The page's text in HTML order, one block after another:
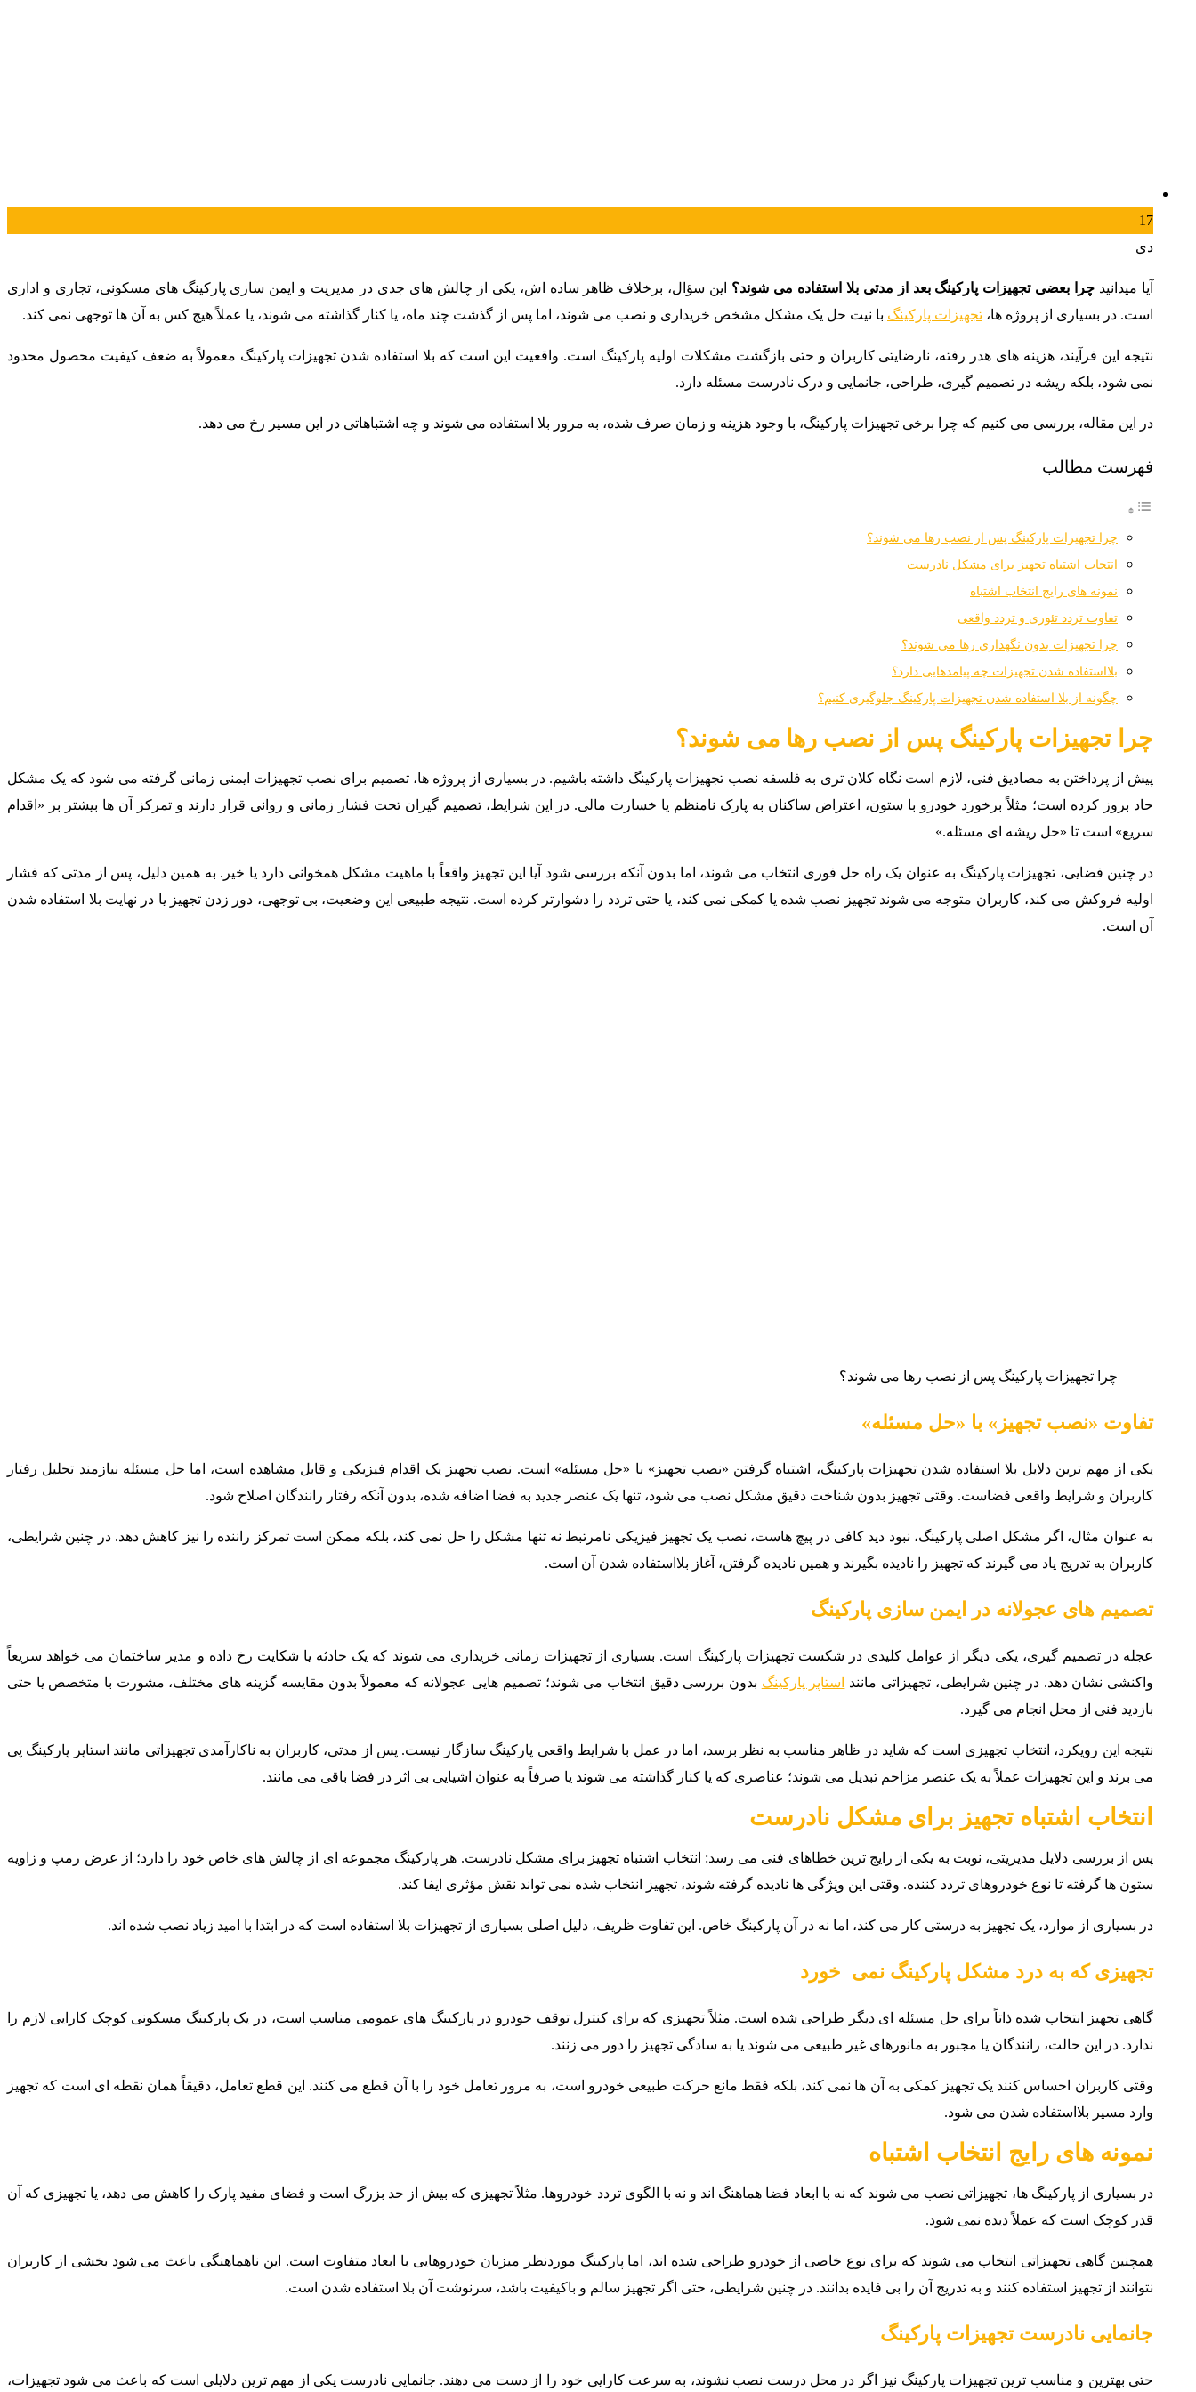
17
دی
آیا میدانید چرا بعضی تجهیزات پارکینگ بعد از مدتی بلا استفاده می شوند؟ این سؤال، برخلاف ظاهر ساده اش، یکی از چالش های جدی در مدیریت و ایمن سازی پارکینگ های مسکونی، تجاری و اداری
است. در بسیاری از پروژه ها، تجهیزات پارکینگ با نیت حل یک مشکل مشخص خریداری و نصب می شوند، اما پس از گذشت چند ماه، یا کنار گذاشته می شوند، یا عملاً هیچ کس به آن ها توجهی نمی کند.
نتیجه این فرآیند، هزینه های هدر رفته، نارضایتی کاربران و حتی بازگشت مشکلات اولیه پارکینگ است. واقعیت این است که بلا استفاده شدن تجهیزات پارکینگ معمولاً به ضعف کیفیت محصول محدود
نمی شود، بلکه ریشه در تصمیم گیری، طراحی، جانمایی و درک نادرست مسئله دارد.
در این مقاله، بررسی می کنیم که چرا برخی تجهیزات پارکینگ، با وجود هزینه و زمان صرف شده، به مرور بلا استفاده می شوند و چه اشتباهاتی در این مسیر رخ می دهد.
فهرست مطالب
چرا تجهیزات پارکینگ پس از نصب رها می‌ شوند؟
انتخاب اشتباه تجهیز برای مشکل نادرست
نمونه های رایج انتخاب اشتباه
تفاوت تردد تئوری و تردد واقعی
چرا تجهیزات بدون نگهداری رها می شوند؟
بلااستفاده شدن تجهیزات چه پیامدهایی دارد؟
چگونه از بلا استفاده شدن تجهیزات پارکینگ جلوگیری کنیم؟
چرا تجهیزات پارکینگ پس از نصب رها می‌ شوند؟
پیش از پرداختن به مصادیق فنی، لازم است نگاه کلان تری به فلسفه نصب تجهیزات پارکینگ داشته باشیم. در بسیاری از پروژه ها، تصمیم برای نصب تجهیزات ایمنی زمانی گرفته می شود که یک مشکل
حاد بروز کرده است؛ مثلاً برخورد خودرو با ستون، اعتراض ساکنان به پارک نامنظم یا خسارت مالی. در این شرایط، تصمیم گیران تحت فشار زمانی و روانی قرار دارند و تمرکز آن ها بیشتر بر «اقدام
سریع» است تا «حل ریشه ای مسئله.»
در چنین فضایی، تجهیزات پارکینگ به عنوان یک راه حل فوری انتخاب می شوند، اما بدون آنکه بررسی شود آیا این تجهیز واقعاً با ماهیت مشکل همخوانی دارد یا خیر. به همین دلیل، پس از مدتی که فشار
اولیه فروکش می کند، کاربران متوجه می شوند تجهیز نصب شده یا کمکی نمی کند، یا حتی تردد را دشوارتر کرده است. نتیجه طبیعی این وضعیت، بی توجهی، دور زدن تجهیز یا در نهایت بلا استفاده شدن
آن است.
چرا تجهیزات پارکینگ پس از نصب رها می‌ شوند؟
تفاوت «نصب تجهیز» با «حل مسئله»
یکی از مهم ترین دلایل بلا استفاده شدن تجهیزات پارکینگ، اشتباه گرفتن «نصب تجهیز» با «حل مسئله» است. نصب تجهیز یک اقدام فیزیکی و قابل مشاهده است، اما حل مسئله نیازمند تحلیل رفتار
کاربران و شرایط واقعی فضاست. وقتی تجهیز بدون شناخت دقیق مشکل نصب می شود، تنها یک عنصر جدید به فضا اضافه شده، بدون آنکه رفتار رانندگان اصلاح شود.
به عنوان مثال، اگر مشکل اصلی پارکینگ، نبود دید کافی در پیچ هاست، نصب یک تجهیز فیزیکی نامرتبط نه تنها مشکل را حل نمی کند، بلکه ممکن است تمرکز راننده را نیز کاهش دهد. در چنین شرایطی،
کاربران به تدریج یاد می گیرند که تجهیز را نادیده بگیرند و همین نادیده گرفتن، آغاز بلااستفاده شدن آن است.
تصمیم های عجولانه در ایمن سازی پارکینگ
عجله در تصمیم گیری، یکی دیگر از عوامل کلیدی در شکست تجهیزات پارکینگ است. بسیاری از تجهیزات زمانی خریداری می شوند که یک حادثه یا شکایت رخ داده و مدیر ساختمان می خواهد سریعاً
واکنشی نشان دهد. در چنین شرایطی، تجهیزاتی مانند
استاپر پارکینگ بدون بررسی دقیق انتخاب می شوند؛ تصمیم هایی عجولانه که معمولاً بدون مقایسه گزینه های مختلف، مشورت با متخصص یا حتی
بازدید فنی از محل انجام می گیرد.
نتیجه این رویکرد، انتخاب تجهیزی است که شاید در ظاهر مناسب به نظر برسد، اما در عمل با شرایط واقعی پارکینگ سازگار نیست. پس از مدتی، کاربران به ناکارآمدی تجهیزاتی مانند استاپر پارکینگ پی
می برند و این تجهیزات عملاً به یک عنصر مزاحم تبدیل می شوند؛ عناصری که یا کنار گذاشته می شوند یا صرفاً به عنوان اشیایی بی اثر در فضا باقی می مانند.
انتخاب اشتباه تجهیز برای مشکل نادرست
پس از بررسی دلایل مدیریتی، نوبت به یکی از رایج ترین خطاهای فنی می رسد: انتخاب اشتباه تجهیز برای مشکل نادرست. هر پارکینگ مجموعه ای از چالش های خاص خود را دارد؛ از عرض رمپ و زاویه
ستون ها گرفته تا نوع خودروهای تردد کننده. وقتی این ویژگی ها نادیده گرفته شوند، تجهیز انتخاب شده نمی تواند نقش مؤثری ایفا کند.
در بسیاری از موارد، یک تجهیز به درستی کار می کند، اما نه در آن پارکینگ خاص. این تفاوت ظریف، دلیل اصلی بسیاری از تجهیزات بلا استفاده است که در ابتدا با امید زیاد نصب شده اند.
تجهیزی که به درد مشکل پارکینگ نمی خورد
گاهی تجهیز انتخاب شده ذاتاً برای حل مسئله ای دیگر طراحی شده است. مثلاً تجهیزی که برای کنترل توقف خودرو در پارکینگ های عمومی مناسب است، در یک پارکینگ مسکونی کوچک کارایی لازم را
ندارد. در این حالت، رانندگان یا مجبور به مانورهای غیر طبیعی می شوند یا به سادگی تجهیز را دور می زنند.
وقتی کاربران احساس کنند یک تجهیز کمکی به آن ها نمی کند، بلکه فقط مانع حرکت طبیعی خودرو است، به مرور تعامل خود را با آن قطع می کنند. این قطع تعامل، دقیقاً همان نقطه ای است که تجهیز
وارد مسیر بلااستفاده شدن می شود.
نمونه های رایج انتخاب اشتباه
در بسیاری از پارکینگ ها، تجهیزاتی نصب می شوند که نه با ابعاد فضا هماهنگ اند و نه با الگوی تردد خودروها. مثلاً تجهیزی که بیش از حد بزرگ است و فضای مفید پارک را کاهش می دهد، یا تجهیزی که آن
قدر کوچک است که عملاً دیده نمی شود.
همچنین گاهی تجهیزاتی انتخاب می شوند که برای نوع خاصی از خودرو طراحی شده اند، اما پارکینگ موردنظر میزبان خودروهایی با ابعاد متفاوت است. این ناهماهنگی باعث می شود بخشی از کاربران
نتوانند از تجهیز استفاده کنند و به تدریج آن را بی فایده بدانند. در چنین شرایطی، حتی اگر تجهیز سالم و باکیفیت باشد، سرنوشت آن بلا استفاده شدن است.
جانمایی نادرست تجهیزات پارکینگ
حتی بهترین و مناسب ترین تجهیزات پارکینگ نیز اگر در محل درست نصب نشوند، به سرعت کارایی خود را از دست می دهند. جانمایی نادرست یکی از مهم ترین دلایلی است که باعث می شود تجهیزات،